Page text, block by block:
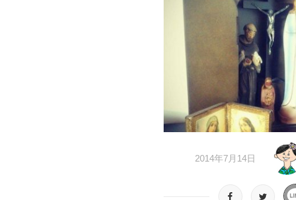
2014年7月14日